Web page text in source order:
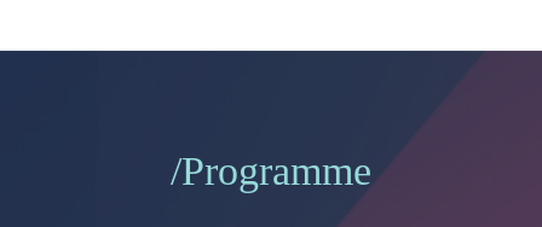
Programme